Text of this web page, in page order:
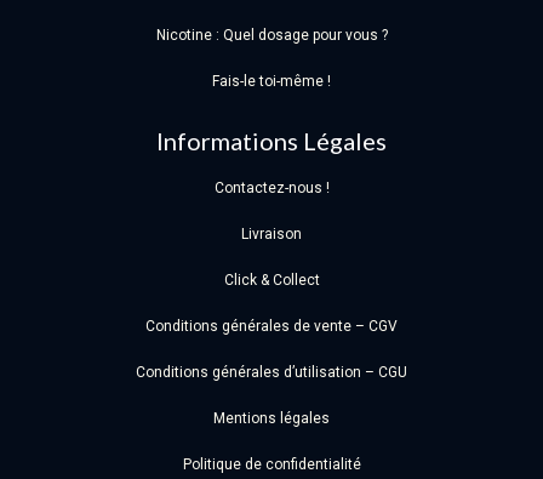
Nicotine : Quel dosage pour vous ?
Fais-le toi-même !
Informations Légales
Contactez-nous !
Livraison
Click & Collect
Conditions générales de vente – CGV
Conditions générales d’utilisation – CGU
Mentions légales
Politique de confidentialité